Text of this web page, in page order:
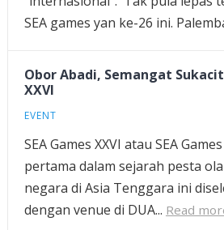
SEA games yan ke-26 ini.
Obor Abadi, Semangat
XXVI
EVENT
SEA Games XXVI atau SEA
pertama dalam sejarah pesta
negara di Asia Tenggara ini
dengan venue di DUA... Read